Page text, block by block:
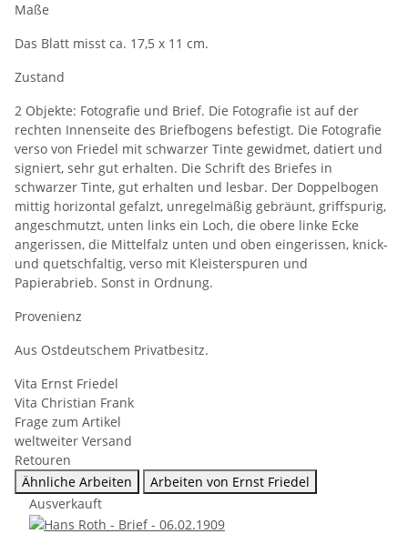
Maße
Das Blatt misst ca. 17,5 x 11 cm.
Zustand
2 Objekte: Fotografie und Brief. Die Fotografie ist auf der
rechten Innenseite des Briefbogens befestigt. Die Fotografie
verso von Friedel mit schwarzer Tinte gewidmet, datiert und
signiert, sehr gut erhalten. Die Schrift des Briefes in
schwarzer Tinte, gut erhalten und lesbar. Der Doppelbogen
mittig horizontal gefalzt, unregelmäßig gebräunt, griffspurig,
angeschmutzt, unten links ein Loch, die obere linke Ecke
angerissen, die Mittelfalz unten und oben eingerissen, knick-
und quetschfaltig, verso mit Kleisterspuren und
Papierabrieb. Sonst in Ordnung.
Provenienz
Aus Ostdeutschem Privatbesitz.
Vita Ernst Friedel
Vita Christian Frank
Frage zum Artikel
weltweiter Versand
Retouren
Ähnliche Arbeiten
Arbeiten von Ernst Friedel
Ausverkauft